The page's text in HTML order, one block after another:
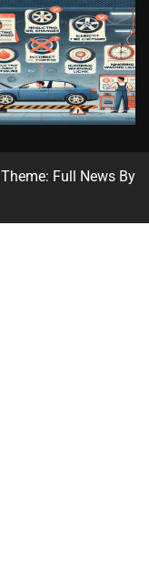
Theme: Full News By